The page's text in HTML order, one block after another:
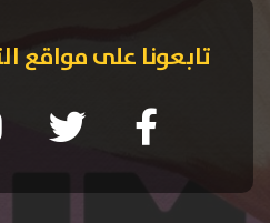
تابعونا على مواقع